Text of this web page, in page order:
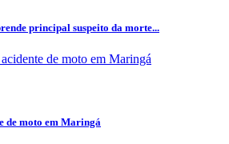
principal suspeito da morte...
de moto em Maringá